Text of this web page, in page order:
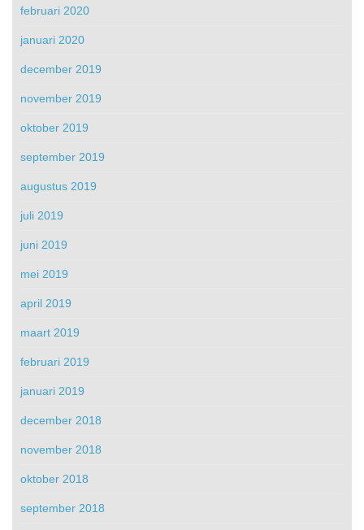
februari 2020
januari 2020
december 2019
november 2019
oktober 2019
september 2019
augustus 2019
juli 2019
juni 2019
mei 2019
april 2019
maart 2019
februari 2019
januari 2019
december 2018
november 2018
oktober 2018
september 2018